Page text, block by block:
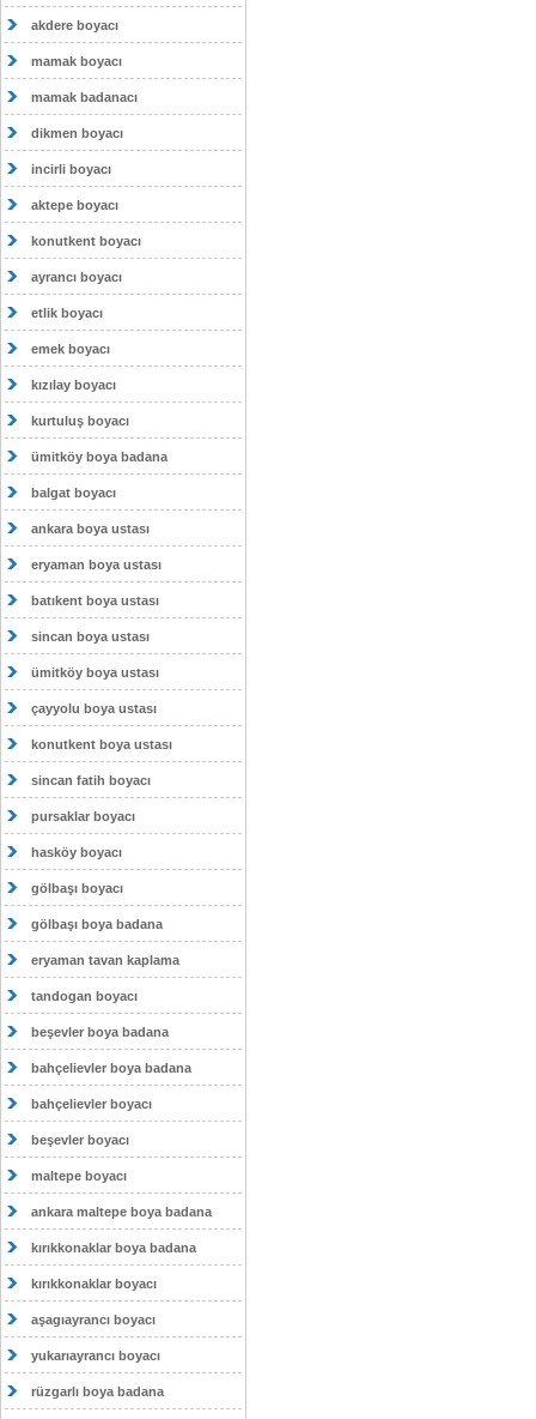
akdere boyacı
mamak boyacı
mamak badanacı
dikmen boyacı
incirli boyacı
aktepe boyacı
konutkent boyacı
ayrancı boyacı
etlik boyacı
emek boyacı
kızılay boyacı
kurtuluş boyacı
ümitköy boya badana
balgat boyacı
ankara boya ustası
eryaman boya ustası
batıkent boya ustası
sincan boya ustası
ümitköy boya ustası
çayyolu boya ustası
konutkent boya ustası
sincan fatih boyacı
pursaklar boyacı
hasköy boyacı
gölbaşı boyacı
gölbaşı boya badana
eryaman tavan kaplama
tandogan boyacı
beşevler boya badana
bahçelievler boya badana
bahçelievler boyacı
beşevler boyacı
maltepe boyacı
ankara maltepe boya badana
kırıkkonaklar boya badana
kırıkkonaklar boyacı
aşagıayrancı boyacı
yukarıayrancı boyacı
rüzgarlı boya badana